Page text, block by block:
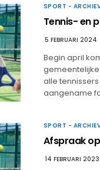
SPORT -
Tennis- en
5 FEBRUARI 2024
Begin april
gemeentelijke
alle
aangename
SPORT -
Afspraak
14 FEBRUARI 2023